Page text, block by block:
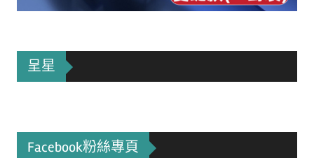
呈星
Facebook粉絲專頁